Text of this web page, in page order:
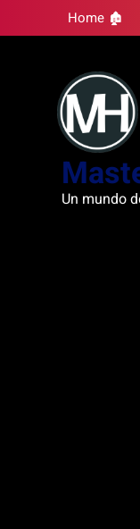
to
Home 🏚
Un mundo